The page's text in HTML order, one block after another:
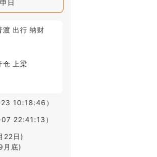
日
渡 出行 纳财
仓 上梁
10:18:46）
22:41:13）
22日)
月底)